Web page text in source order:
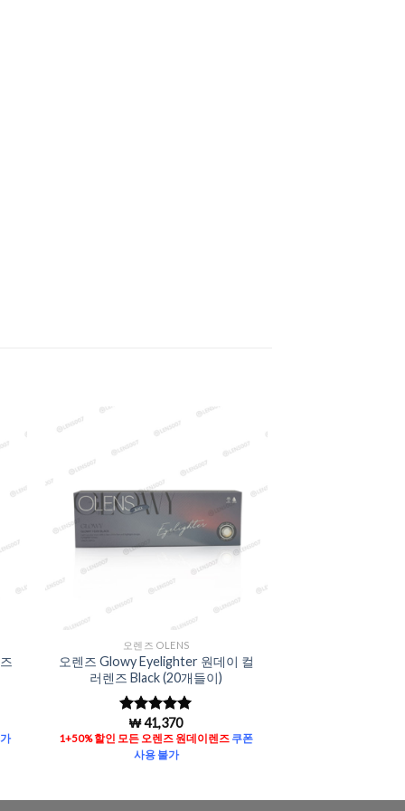
Add to
오렌즈 OLENS
오렌즈 Glowy Eyelighter 원데이 컬
러렌즈 Black (20개들이)
5 중에서
로 평가됨
₩41,370
1+50% 할인 모든 오렌즈 원데이렌즈 쿠폰
사용 불가